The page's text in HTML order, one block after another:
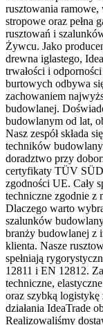
rusztowania ramowe,
stropowe oraz pełna
rusztowań i
Żywcu. Jako
drewna iglastego,
trwałości i
burtowych odbywa
zachowaniem
budowlanej.
budowlanym od lat,
Nasz zespół składa
techników
doradztwo przy
certyfikaty TÜV
zgodności UE. Cały
techniczne zgodnie z
Dlaczego warto
szalunków
branży budowlanej z
klienta. Nasze
spełniają
12811 i EN 12812.
techniczne,
oraz szybką
działania IdeaTrade
Realizowaliśmy